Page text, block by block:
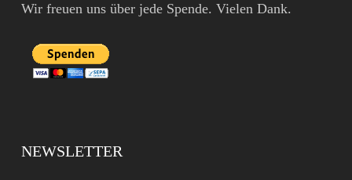
Wir freuen uns über jede Spende. Vielen Dank.
NEWSLETTER